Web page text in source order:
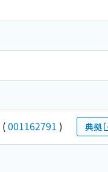
(001162791 ) 典拠